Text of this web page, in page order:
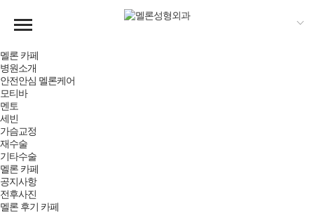
멜론 카페
병원소개
안전안심 멜론케어
모티바
멘토
세빈
가슴교정
재수술
기타수술
멜론 카페
공지사항
전후사진
멜론 후기 카페